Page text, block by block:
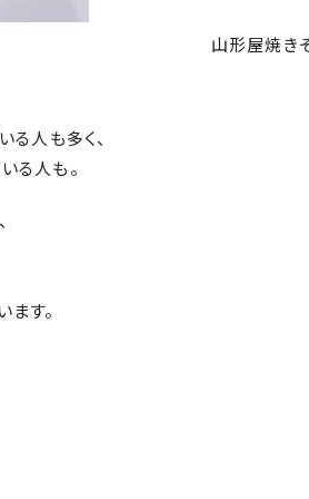
山形屋焼き
人も多く、
る人も。
す。